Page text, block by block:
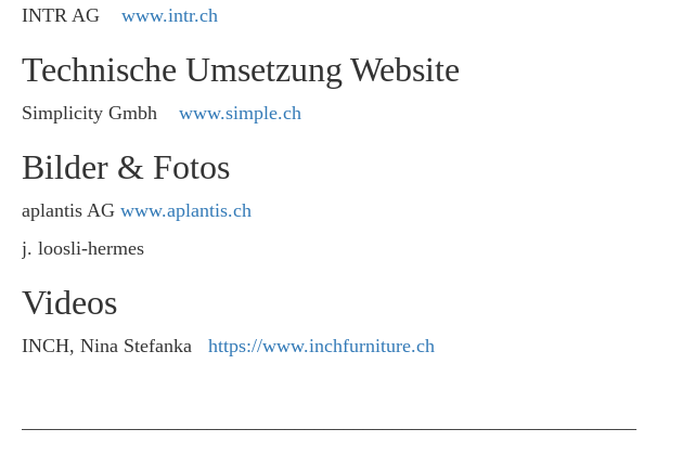
INTR AG www.intr.ch
Technische Umsetzung Website
Simplicity Gmbh www.simple.ch
Bilder & Fotos
aplantis AG www.aplantis.ch
j. loosli-hermes
Videos
INCH, Nina Stefanka https://www.inchfurniture.ch